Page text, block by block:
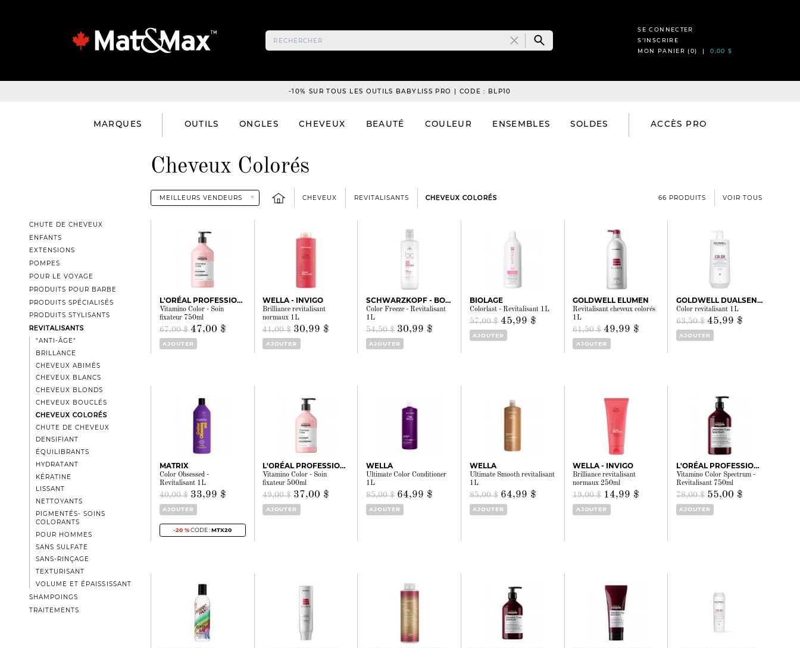
SE CONNECTER
S’INSCRIRE
MON PANIER (0) |0,00 $
-10% SUR TOUS LES OUTILS BABYLISS PRO | CODE : BLP10
MARQUES OUTILS ONGLES CHEVEUX BEAUTÉ COULEUR ENSEMBLES SOLDES ACCÈS PRO
Cheveux Colorés
CHEVEUX REVITALISANTS CHEVEUX COLORÉS 66 PRODUITS VOIR TOUS
CHUTE DE CHEVEUX
ENFANTS
EXTENSIONS
POMPES
POUR LE VOYAGE
PRODUITS POUR BARBE
PRODUITS SPÉCIALISÉS
PRODUITS STYLISANTS
REVITALISANTS
"ANTI-ÂGE"
BRILLANCE
CHEVEUX ABIMÉS
CHEVEUX BLANCS
CHEVEUX BLONDS
CHEVEUX BOUCLÉS
CHEVEUX COLORÉS
CHUTE DE CHEVEUX
DENSIFIANT
ÉQUILIBRANTS
HYDRATANT
KÉRATINE
LISSANT
NETTOYANTS
PIGMENTÉS- SOINS
COLORANTS
POUR HOMMES
SANS SULFATE
SANS-RINÇAGE
TEXTURISANT
VOLUME ET ÉPAISSISSANT
SHAMPOINGS
TRAITEMENTS
L'ORÉAL PROFESSIONNEL
Vitamino Color - Soin
fixateur 750ml
67,00 $ 47,00 $
AJOUTER
WELLA - INVIGO
Brilliance revitalisant
normaux 1L
41,00 $ 30,99 $
AJOUTER
SCHWARZKOPF - BONACURE
Color Freeze - Revitalisant
1L
54,50 $ 30,99 $
AJOUTER
BIOLAGE
Colorlast - Revitalisant 1L
57,00 $ 45,99 $
AJOUTER
GOLDWELL ELUMEN
Revitalisant cheveux colorés
1L
61,50 $ 49,99 $
AJOUTER
GOLDWELL DUALSENSES
Color revitalisant 1L
63,50 $ 45,99 $
AJOUTER
MATRIX
Color Obsessed -
Revitalisant 1L
40,00 $ 33,99 $
AJOUTER
-20 %CODE :MTX20
L'ORÉAL PROFESSIONNEL
Vitamino Color - Soin
fixateur 500ml
49,00 $ 37,00 $
AJOUTER
WELLA
Ultimate Color Conditioner
1L
85,00 $ 64,99 $
AJOUTER
WELLA
Ultimate Smooth revitalisant
1L
85,00 $ 64,99 $
AJOUTER
WELLA - INVIGO
Brilliance revitalisant
normaux 250ml
19,00 $ 14,99 $
AJOUTER
L'ORÉAL PROFESSIONNEL
Vitamino Color Spectrum -
Revitalisant 750ml
78,00 $ 55,00 $
AJOUTER